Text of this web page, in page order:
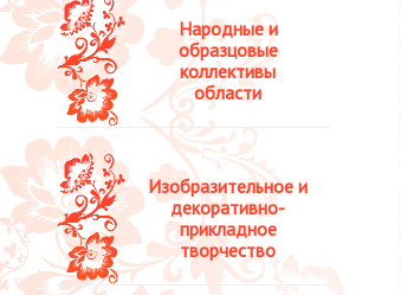
Народные и
образцовые
коллективы
области
Изобразительное и
декоративно-
прикладное
творчество